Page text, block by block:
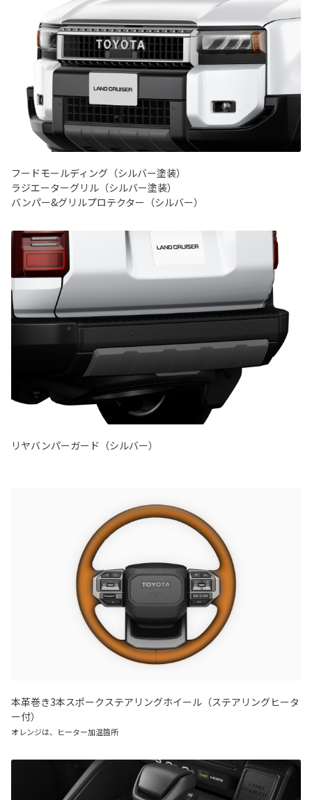
フードモールディング（シルバー塗装）
ラジエーターグリル（シルバー塗装）
バンパー&グリルプロテクター（シルバー）
リヤバンパーガード（シルバー）
本革巻き3本スポークステアリングホイール（ステアリングヒータ
ー付）
オレンジは、ヒーター加温箇所